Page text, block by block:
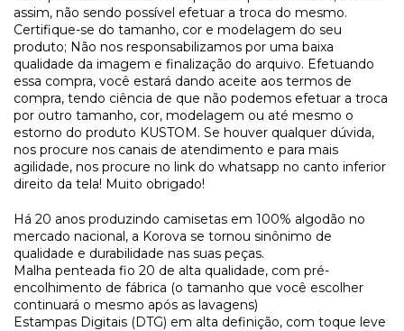
assim, não sendo possível efetuar a troca do mesmo.
Certifique-se do tamanho, cor e modelagem do seu
produto; Não nos responsabilizamos por uma baixa
qualidade da imagem e finalização do arquivo. Efetuando
essa compra, você estará dando aceite aos termos de
compra, tendo ciência de que não podemos efetuar a troca
por outro tamanho, cor, modelagem ou até mesmo o
estorno do produto KUSTOM. Se houver qualquer dúvida,
nos procure nos canais de atendimento e para mais
agilidade, nos procure no link do whatsapp no canto inferior
direito da tela! Muito obrigado!
Há 20 anos produzindo camisetas em 100% algodão no
mercado nacional, a Korova se tornou sinônimo de
qualidade e durabilidade nas suas peças.
Malha penteada fio 20 de alta qualidade, com pré-
encolhimento de fábrica (o tamanho que você escolher
continuará o mesmo após as lavagens)
Estampas Digitais (DTG) em alta definição, com toque leve